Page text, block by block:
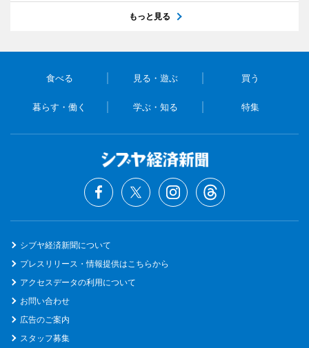
もっと見る
食べる 見る・遊ぶ 買う
暮らす・働く 学ぶ・知る 特集
シブヤ経済新聞について
プレスリリース・情報提供はこちらから
アクセスデータの利用について
お問い合わせ
広告のご案内
スタッフ募集